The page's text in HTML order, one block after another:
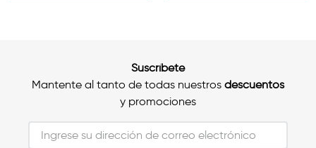
Suscríbete
Mantente al tanto de todas nuestros descuentos
y promociones